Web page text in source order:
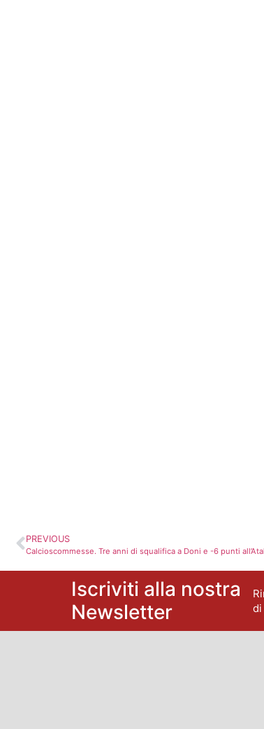
PREVIOUS
Calcioscommesse. Tre anni di squalifica a Doni e -6 punti
Iscriviti alla nostra
Newsletter
di